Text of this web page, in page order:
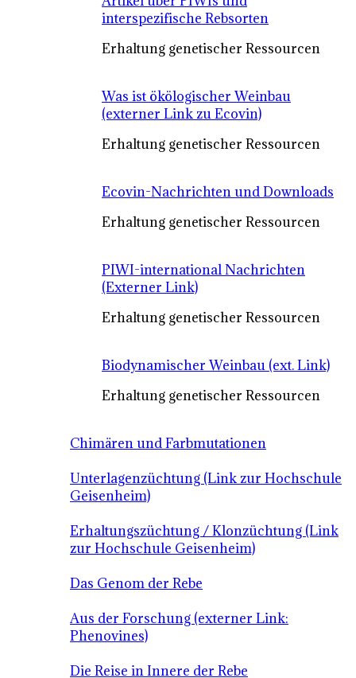
interspezifische Rebsorten
Erhaltung genetischer Ressourcen
Was ist ökölogischer Weinbau
(externer Link zu Ecovin)
Erhaltung genetischer Ressourcen
Ecovin-Nachrichten und Downloads
Erhaltung genetischer Ressourcen
PIWI-international Nachrichten
(Externer Link)
Erhaltung genetischer Ressourcen
Biodynamischer Weinbau (ext. Link)
Erhaltung genetischer Ressourcen
Chimären und Farbmutationen
Unterlagenzüchtung (Link zur Hochschule
Geisenheim)
Erhaltungszüchtung / Klonzüchtung (Link
zur Hochschule Geisenheim)
Das Genom der Rebe
Aus der Forschung (externer Link:
Phenovines)
Die Reise in Innere der Rebe